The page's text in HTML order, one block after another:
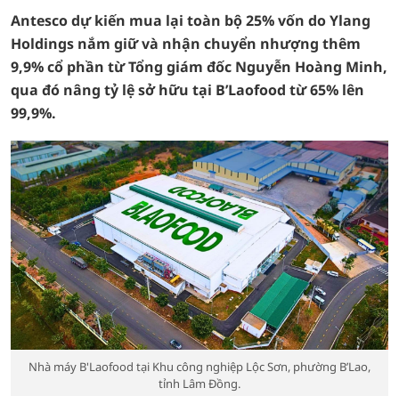
Antesco dự kiến mua lại toàn bộ 25% vốn do Ylang
Holdings nắm giữ và nhận chuyển nhượng thêm
9,9% cổ phần từ Tổng giám đốc Nguyễn Hoàng Minh,
qua đó nâng tỷ lệ sở hữu tại B’Laofood từ 65% lên
99,9%.
Nhà máy B'Laofood tại Khu công nghiệp Lộc Sơn, phường B’Lao,
tỉnh Lâm Đồng.